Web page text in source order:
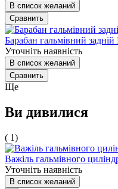
В список желаний
Сравнить
Барабан гальмівний
Уточніть наявність
В список желаний
Сравнить
Ще
Ви дивилися
( 1)
Важіль гальмівного
Уточніть наявність
В список желаний